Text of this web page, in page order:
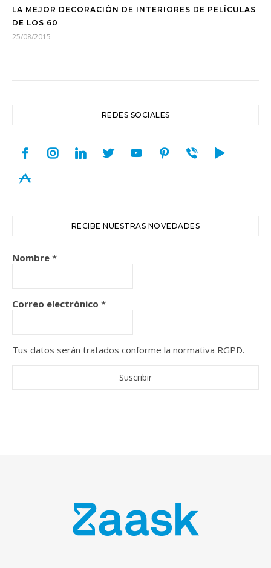
LA MEJOR DECORACIÓN DE INTERIORES DE PELÍCULAS
DE LOS 60
25/08/2015
REDES SOCIALES
facebookinstagramlinkedintwitteryoutubepinterest
viber play
appstore
RECIBE NUESTRAS NOVEDADES
Nombre *
Correo electrónico *
Tus datos serán tratados conforme la normativa RGPD.